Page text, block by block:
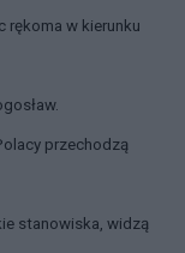
rękoma w kierunku
przechodzą
stanowiska, widzą